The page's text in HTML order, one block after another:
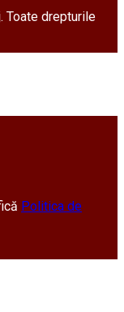
Toate drepturile
Politica de